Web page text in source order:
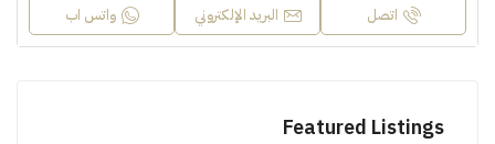
اتصل البريد الإلكتروني واتس اب
Featured Listings